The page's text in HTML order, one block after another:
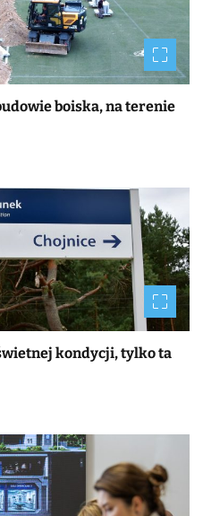
boiska, na terenie
kondycji, tylko ta